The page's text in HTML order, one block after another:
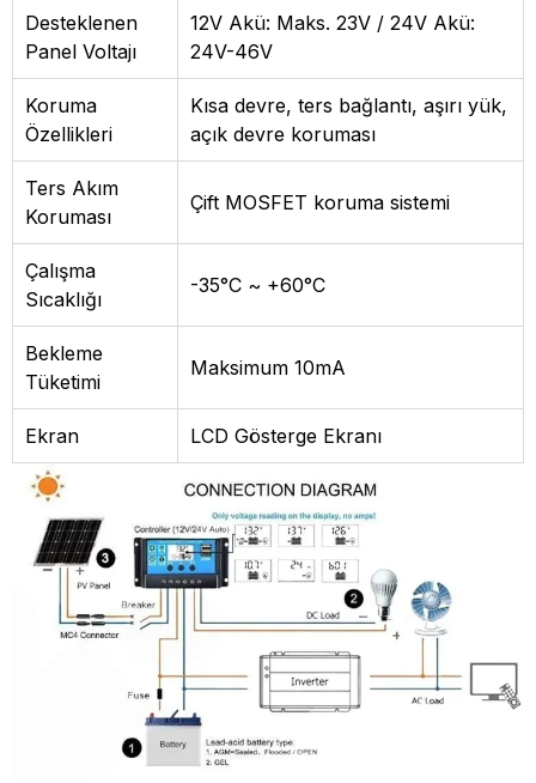
Desteklenen
Panel Voltajı
12V Akü: Maks. 23V / 24V Akü:
24V-46V
Koruma
Özellikleri
Kısa devre, ters bağlantı, aşırı yük,
açık devre koruması
Ters Akım
Koruması
Çift MOSFET koruma sistemi
Çalışma
Sıcaklığı
-35°C ~ +60°C
Bekleme
Tüketimi
Maksimum 10mA
Ekran LCD Gösterge Ekranı